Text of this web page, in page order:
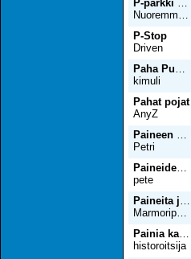
Nuoremmalla Vartunutta
P-Stop
Driven
kimuli
Pahat pojat
AnyZ
Petri
pete
Marmoripoika
historoitsija